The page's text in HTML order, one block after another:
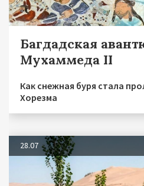
Багдадская
Мухаммеда II
Как снежная буря стала
Хорезма
28.07